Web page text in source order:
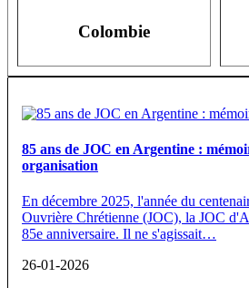
Colombie
85 ans de JOC en Argentine :
organisation
En décembre 2025, l'année du
Ouvrière Chrétienne (JOC), la JOC
85e anniversaire. Il ne s'agissait…
26-01-2026